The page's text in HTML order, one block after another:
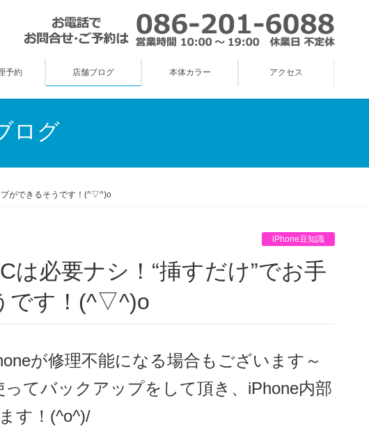
予約 店舗ブログ 本体カラー アクセス
ログ
プができるそうです！(^▽^)o
iPhone豆知識
です！(^▽^)o
が修理不能になる場合もございます～
てバックアップをして頂き、iPhone内部
す！(^o^)/